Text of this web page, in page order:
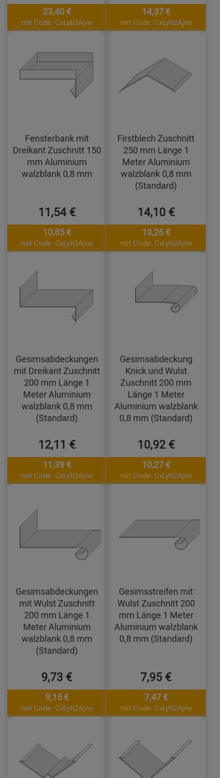
23,40 €
mit Code: CxLyh2Ajne
14,37 €
mit Code: CxLyh2Ajne
Fensterbank mit
Dreikant Zuschnitt 150
mm Aluminium
walzblank 0,8 mm
11,54 €
10,85 €
mit Code: CxLyh2Ajne
Firstblech Zuschnitt
250 mm Länge 1
Meter Aluminium
walzblank 0,8 mm
(Standard)
14,10 €
13,26 €
mit Code: CxLyh2Ajne
Gesimsabdeckungen
mit Dreikant Zuschnitt
200 mm Länge 1
Meter Aluminium
walzblank 0,8 mm
(Standard)
12,11 €
11,39 €
mit Code: CxLyh2Ajne
Gesimsabdeckung
Knick und Wulst
Zuschnitt 200 mm
Länge 1 Meter
Aluminium walzblank
0,8 mm (Standard)
10,92 €
10,27 €
mit Code: CxLyh2Ajne
Gesimsabdeckungen
mit Wulst Zuschnitt
200 mm Länge 1
Meter Aluminium
walzblank 0,8 mm
(Standard)
9,73 €
9,15 €
mit Code: CxLyh2Ajne
Gesimsstreifen mit
Wulst Zuschnitt 200
mm Länge 1 Meter
Aluminium walzblank
0,8 mm (Standard)
7,95 €
7,47 €
mit Code: CxLyh2Ajne